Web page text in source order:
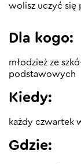
wolisz uczyć się
Dla kogo:
młodzież ze
podstawowych
Kiedy:
każdy czwartek
Gdzie: